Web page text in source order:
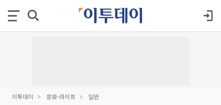
이투데이 문화·라이프 일반